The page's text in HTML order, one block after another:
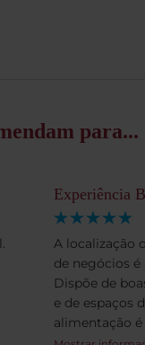
para...
Experiência
A localização
de negócios
Dispõe de
e de espaços
alimentação é